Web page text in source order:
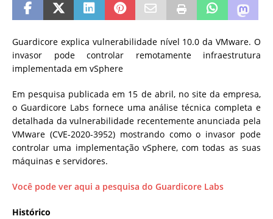
Guardicore explica vulnerabilidade nível 10.0 da VMware. O
invasor pode controlar remotamente infraestrutura
implementada em vSphere
Em pesquisa publicada em 15 de abril, no site da empresa,
o Guardicore Labs fornece uma análise técnica completa e
detalhada da vulnerabilidade recentemente anunciada pela
VMware (CVE-2020-3952) mostrando como o invasor pode
controlar uma implementação vSphere, com todas as suas
máquinas e servidores.
Você pode ver aqui a pesquisa do Guardicore Labs
Histórico